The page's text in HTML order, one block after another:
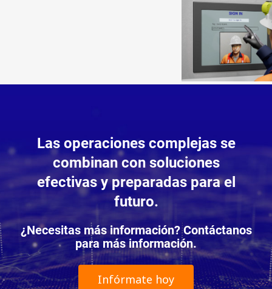
Las operaciones complejas se
combinan con soluciones
efectivas y preparadas para el
futuro.
¿Necesitas más información? Contáctanos
para más información.
Infórmate hoy